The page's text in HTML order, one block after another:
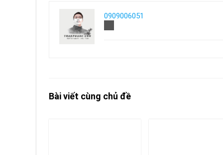
0909006051
Bài viết cùng chủ đề